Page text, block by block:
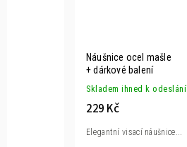
Náušnice ocel mašle
+ dárkové balení
Skladem ihned k odeslání
229 Kč
Elegantní visací náušnice...